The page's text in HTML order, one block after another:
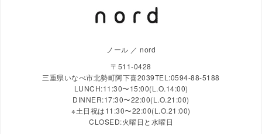
ノール ／ nord
〒511-0428
三重県いなべ市北勢町阿下喜2039TEL:0594-88-5188
LUNCH:11:30〜15:00(L.O.14:00)
DINNER:17:30〜22:00(L.O.21:00)
※土日祝は11:30〜22:00(L.O.21:00)
CLOSED:火曜日と水曜日